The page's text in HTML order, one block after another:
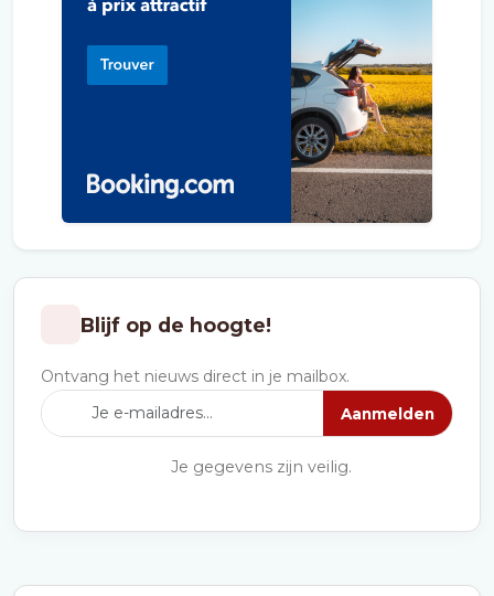
Blijf op de hoogte!
Ontvang het nieuws direct in je mailbox.
Aanmelden
Je gegevens zijn veilig.